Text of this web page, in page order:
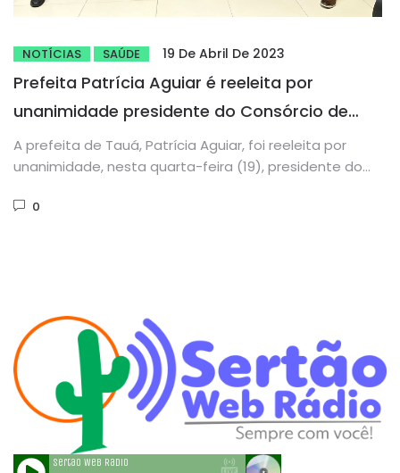
NOTÍCIAS SAÚDE 19 De Abril De 2023
Prefeita Patrícia Aguiar é reeleita por
unanimidade presidente do Consórcio de
Saúde da Microrregião de Tauá
A prefeita de Tauá, Patrícia Aguiar, foi reeleita por
unanimidade, nesta quarta-feira (19), presidente do
0